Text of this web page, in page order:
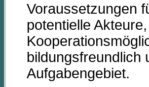
Voraussetzungen
potentielle
bildungsfreundlich
Aufgabengebiet.